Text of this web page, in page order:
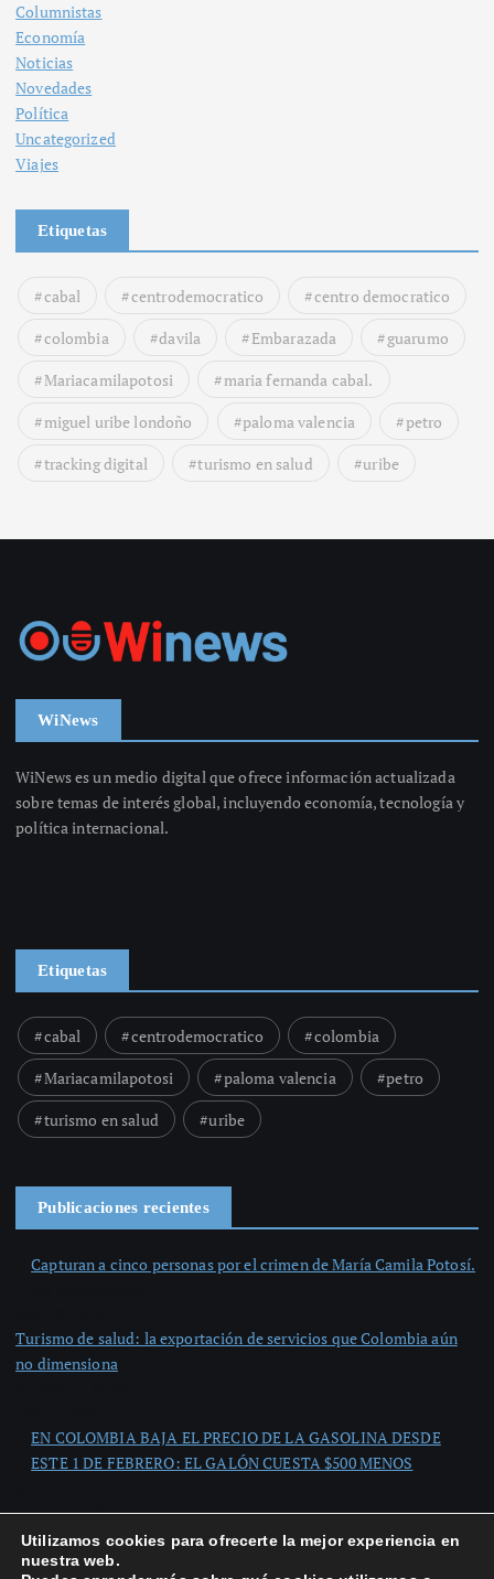
Columnistas
Economía
Noticias
Novedades
Política
Uncategorized
Viajes
Etiquetas
cabal centrodemocratico
centro democratico
colombia
davila Embarazada
guarumo
Mariacamilapotosi
maria fernanda cabal.
miguel uribe londoño
paloma valencia
petro
tracking digital
turismo en salud uribe
WiNews
WiNews es un medio digital que ofrece información actualizada
sobre temas de interés global, incluyendo economía, tecnología y
política internacional.
Etiquetas
cabal centrodemocratico
colombia
Mariacamilapotosi
paloma valencia
petro
turismo en salud
uribe
Publicaciones recientes
Capturan a cinco personas por el crimen de María Camila Potosí.
Turismo de salud: la exportación de servicios que Colombia aún
no dimensiona
EN COLOMBIA BAJA EL PRECIO DE LA GASOLINA DESDE
ESTE 1 DE FEBRERO: EL GALÓN CUESTA $500 MENOS
febrero 1, 2026
Utilizamos cookies para ofrecerte la mejor experiencia en
nuestra web.